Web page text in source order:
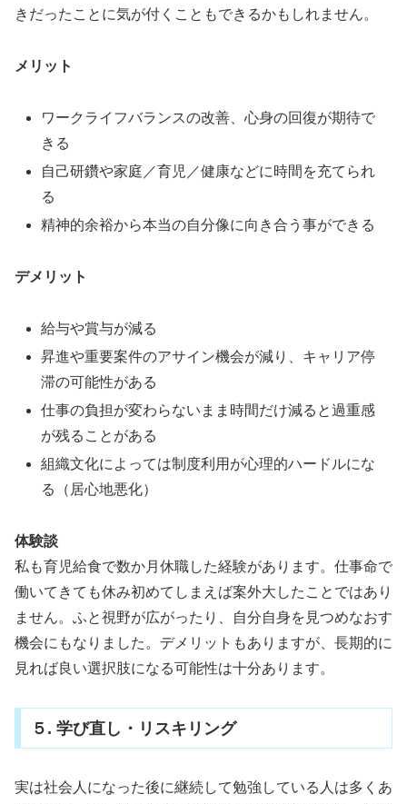
きだったことに気が付くこともできるかもしれません。
メリット
ワークライフバランスの改善、心身の回復が期待で
きる
自己研鑽や家庭／育児／健康などに時間を充てられ
る
精神的余裕から本当の自分像に向き合う事ができる
デメリット
給与や賞与が減る
昇進や重要案件のアサイン機会が減り、キャリア停
滞の可能性がある
仕事の負担が変わらないまま時間だけ減ると過重感
が残ることがある
組織文化によっては制度利用が心理的ハードルにな
る（居心地悪化）
体験談
私も育児給食で数か月休職した経験があります。仕事命で
働いてきても休み初めてしまえば案外大したことではあり
ません。ふと視野が広がったり、自分自身を見つめなおす
機会にもなりました。デメリットもありますが、長期的に
見れば良い選択肢になる可能性は十分あります。
５. 学び直し・リスキリング
実は社会人になった後に継続して勉強している人は多くあ